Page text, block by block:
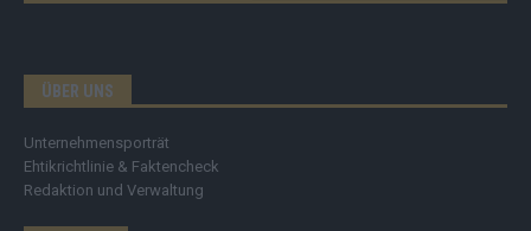
ÜBER UNS
Unternehmensporträt
Ehtikrichtlinie & Faktencheck
Redaktion und Verwaltung